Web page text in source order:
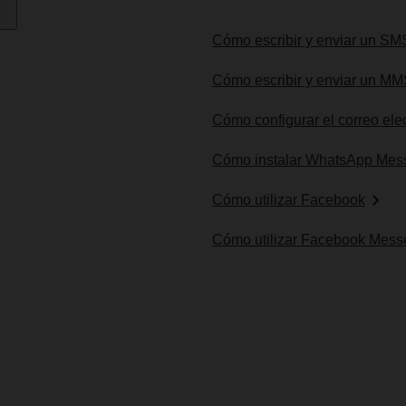
Cómo escribir y enviar un
Cómo escribir y enviar un
Cómo configurar el correo
Cómo instalar WhatsApp
Cómo utilizar Facebook
Cómo utilizar Facebook